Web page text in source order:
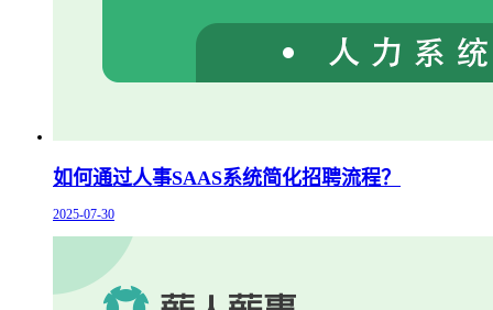
如何通过人事SAAS系统简化招聘流程？
2025-07-30